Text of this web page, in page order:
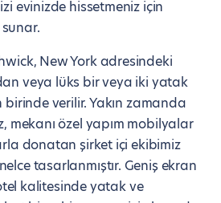
evinizde hissetmeniz için
New York adresindeki
veya lüks bir veya iki yatak
verilir. Yakın zamanda
mekanı özel yapım mobilyalar
donatan şirket içi ekibimiz
tasarlanmıştır. Geniş ekran
kalitesinde yatak ve